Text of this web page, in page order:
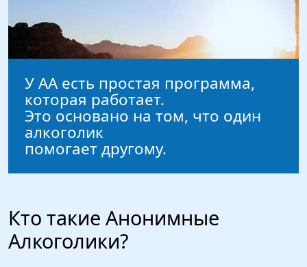
У АА есть простая программа,
которая работает.
Это основано на том, что один
алкоголик
помогает другому.
Кто такие Анонимные
Алкоголики?